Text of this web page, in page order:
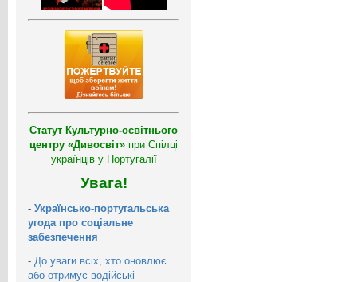
Статут Культурно-освітнього
центру «Дивосвіт» при Спілці
українців у Португалії
Увага!
- Українсько-португальська
угода про соціальне
забезпечення
- До уваги всіх, хто оновлює
або отримує водійські